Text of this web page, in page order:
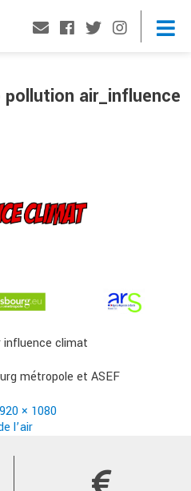
air_influence
influence climat
métropole et ASEF
× 1080
l’air